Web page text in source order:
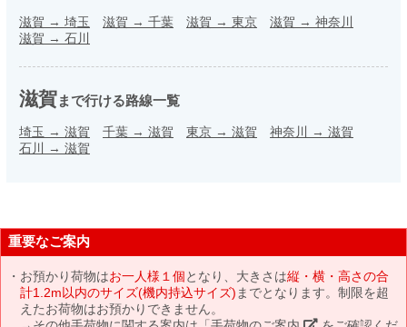
滋賀 → 埼玉 滋賀 → 千葉 滋賀 → 東京 滋賀 → 神奈川
滋賀 → 石川
滋賀まで行ける路線一覧
埼玉 → 滋賀 千葉 → 滋賀 東京 → 滋賀 神奈川 → 滋賀
石川 → 滋賀
重要なご案内
お預かり荷物はお一人様１個となり、大きさは縦・横・高さの合
計1.2m以内のサイズ(機内持込サイズ) までとなります。制限を超
えたお荷物はお預かりできません。